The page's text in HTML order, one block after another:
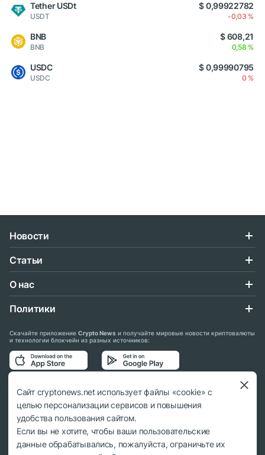
Tether USDt
USDT
$ 0,99922782
-0,03 %
BNB
BNB
$ 608,21
0,58 %
USDC
USDC
$ 0,99990795
0 %
Новости
Статьи
О нас
Политики
Скачайте приложение Crypto News и получайте мировые новости криптовалюты
и технологии блокчейн из разных источников:
Подписывайтесь на нас в социальных сетях:
© 2018 - 2026 Crypto News. При использовании материалов ссылка на
Сайт cryptonews.net использует файлы «cookie» с
целью персонализации сервисов и повышения
удобства пользования сайтом.
Если вы не хотите, чтобы ваши пользовательские
данные обрабатывались, пожалуйста, ограничьте их